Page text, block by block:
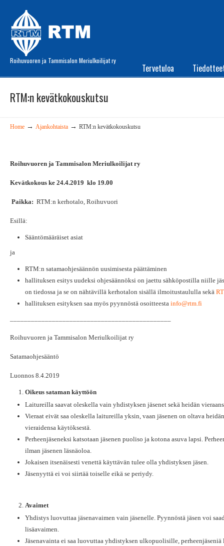
Roihuvuoren ja Tammisalon Meriulkoilijat ry
Tervetuloa
RTM:n kevätkokouskutsu
Home → Ajankohtaista → RTM:n kevätkokouskutsu
Roihuvuoren ja Tammisalon Meriulkoilijat ry
Kevätkokous ke 24.4.2019 klo 19.00
Paikka: RTM:n kerhotalo, Roihuvuori
Esillä:
Sääntömääräiset asiat
ja
RTM:n satamaohjesäännön uusimisesta päättäminen
hallituksen esitys uudeksi ohjesäännöksi on jaettu sähköpostilla niille
on tiedossa ja se on nähtävillä kerhotalon sisällä ilmoitustaululla sekä
hallituksen esityksen saa myös pyynnöstä osoitteesta info@rtm.fi
Roihuvuoren ja Tammisalon Meriulkoilijat ry
Satamaohjesääntö
Luonnos 8.4.2019
Oikeus sataman käyttöön
Laitureilla saavat oleskella vain yhdistyksen jäsenet sekä heidän
Vieraat eivät saa oleskella laitureilla yksin, vaan jäsenen on oltava heidän
vieraidensa käytöksestä.
Perheenjäseneksi katsotaan jäsenen puoliso ja kotona asuva lapsi.
ilman jäsenen läsnäoloa.
Jokaisen itsenäisesti venettä käyttävän tulee olla yhdistyksen jäsen.
Jäsenyyttä ei voi siirtää toiselle eikä se periydy.
Avaimet
Yhdistys luovuttaa jäsenavaimen vain jäsenelle. Pyynnöstä jäsen voi
lisäavaimen.
Jäsenavainta ei saa luovuttaa yhdistyksen ulkopuolisille,